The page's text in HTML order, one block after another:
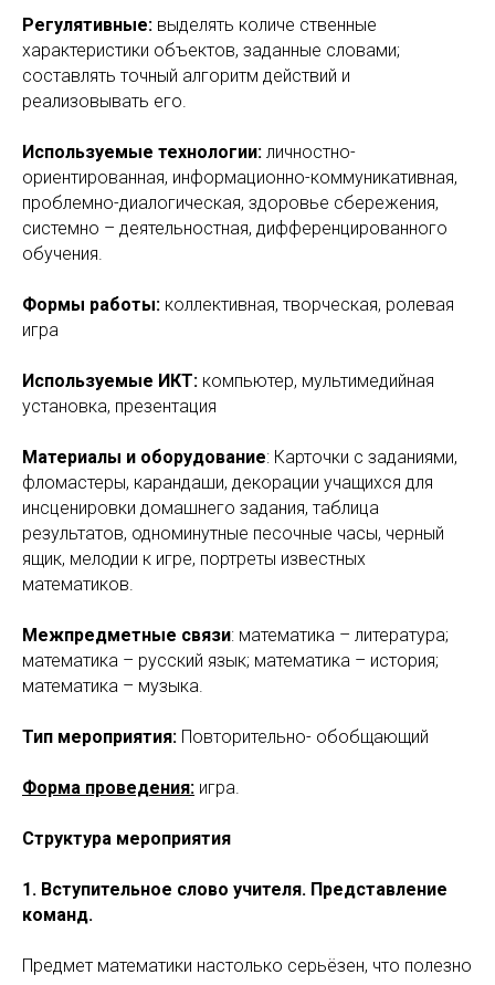
Регулятивные: выделять количе ственные
характеристики объектов, заданные словами;
составлять точный алгоритм действий и
реализовывать его.
Используемые технологии: личностно-
ориентированная, информационно-коммуникативная,
проблемно-диалогическая, здоровье сбережения,
системно – деятельностная, дифференцированного
обучения.
Формы работы: коллективная, творческая, ролевая
игра
Используемые ИКТ: компьютер, мультимедийная
установка, презентация
Материалы и оборудование: Карточки с заданиями,
фломастеры, карандаши, декорации учащихся для
инсценировки домашнего задания, таблица
результатов, одноминутные песочные часы, черный
ящик, мелодии к игре, портреты известных
математиков.
Межпредметные связи: математика – литература;
математика – русский язык; математика – история;
математика – музыка.
Тип мероприятия: Повторительно- обобщающий
Форма проведения: игра.
Структура мероприятия
1. Вступительное слово учителя. Представление
команд.
Предмет математики настолько серьёзен, что полезно